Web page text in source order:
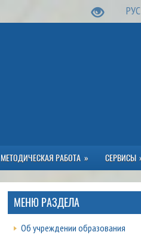
РУС
МЕТОДИЧЕСКАЯ РАБОТА СЕРВИСЫ
МЕНЮ РАЗДЕЛА
Об учреждении образования